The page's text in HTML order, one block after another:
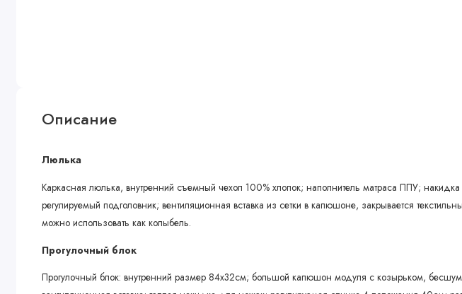
Описание
Люлька
Каркасная люлька, внутренний съемный чехол 100% хлопок; наполнитель матраса ППУ; накидка
регулируемый подголовник; вентиляционная вставка из сетки в капюшоне, закрывается
можно использовать как колыбель.
Прогулочный блок
Прогулочный блок: внутренний размер 84х32см; большой капюшон модуля с козырьком,